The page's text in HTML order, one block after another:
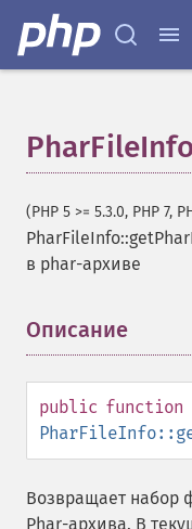
(PHP 5 >= 5.3.0, PHP 7,
в phar-архиве
Описание
public function
Возвращает набор
Phar-архива. В